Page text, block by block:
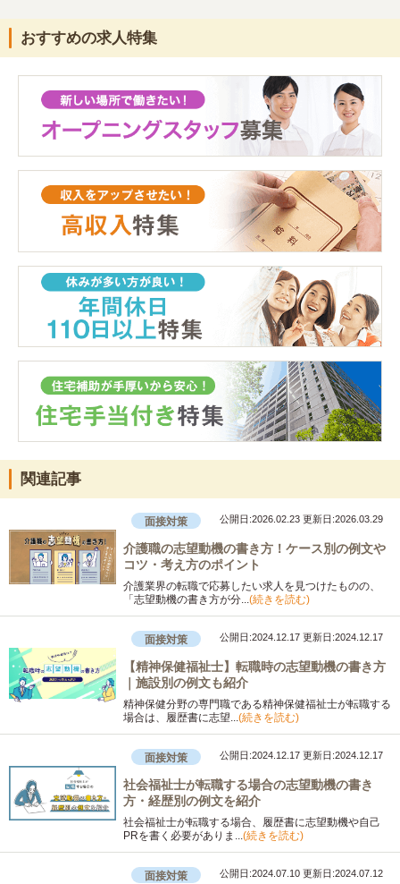
おすすめの求人特集
関連記事
面接対策 公開日:2026.02.23 更新日:2026.03.29
介護職の志望動機の書き方！ケース別の例文や
コツ・考え方のポイント
介護業界の転職で応募したい求人を見つけたものの、
「志望動機の書き方が分...(続きを読む)
面接対策 公開日:2024.12.17 更新日:2024.12.17
【精神保健福祉士】転職時の志望動機の書き方
｜施設別の例文も紹介
精神保健分野の専門職である精神保健福祉士が転職する
場合は、履歴書に志望...(続きを読む)
面接対策 公開日:2024.12.17 更新日:2024.12.17
社会福祉士が転職する場合の志望動機の書き
方・経歴別の例文を紹介
社会福祉士が転職する場合、履歴書に志望動機や自己
PRを書く必要がありま...(続きを読む)
面接対策 公開日:2024.07.10 更新日:2024.07.12